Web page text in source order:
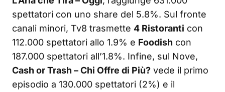
spettatori con uno share del 5.8%. Sul fronte
canali minori, Tv8 trasmette 4 Ristoranti con
112.000 spettatori allo 1.9% e Foodish con
187.000 spettatori all’1.8%. Infine, sul Nove,
Cash or Trash – Chi Offre di Più? vede il primo
episodio a 130.000 spettatori (2%) e il